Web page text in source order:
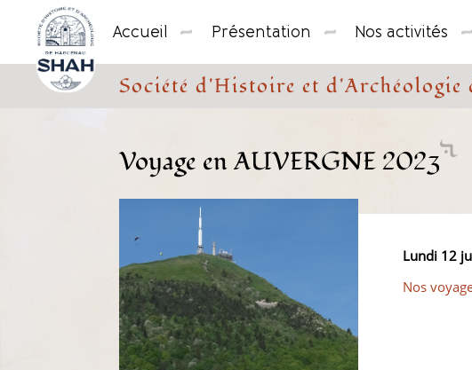
Accueil Présentation Nos activités
Société d'Histoire et d'Archéologie
Voyage en AUVERGNE 2023
Lundi 12
Nos
Cookies management panel